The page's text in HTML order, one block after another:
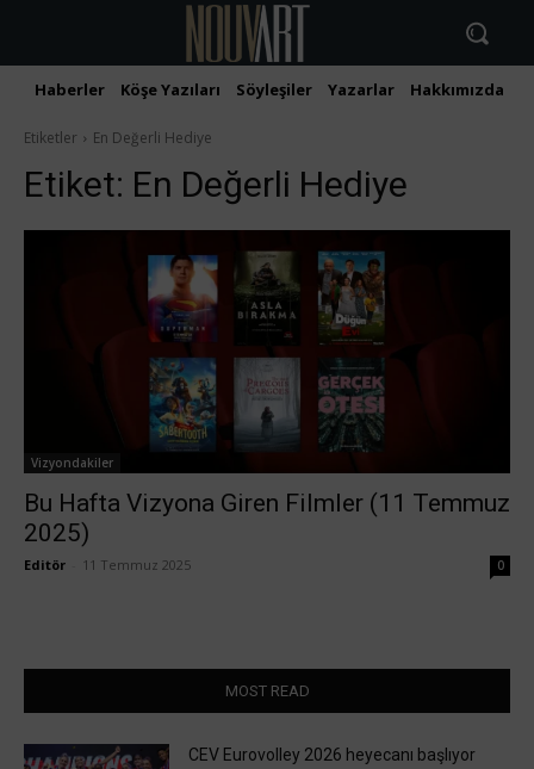
Haberler Köşe Yazıları Söyleşiler Yazarlar Hakkımızda
Etiketler En Değerli Hediye
Etiket: En Değerli Hediye
Vizyondakiler
Bu Hafta Vizyona Giren Filmler (11 Temmuz
2025)
Editör 11 Temmuz 2025 0
MOST READ
CEV Eurovolley 2026 heyecanı başlıyor